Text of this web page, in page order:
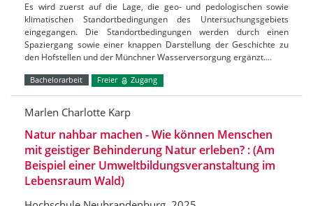
Es wird zuerst auf die Lage, die geo- und pedologischen sowie
klimatischen Standortbedingungen des Untersuchungsgebiets
eingegangen. Die Standortbedingungen werden durch einen
Spaziergang sowie einer knappen Darstellung der Geschichte zu
den Hofstellen und der Münchner Wasserversorgung ergänzt.…
Bachelorarbeit Freier Zugang
Marlen Charlotte Karp
Natur nahbar machen - Wie können Menschen
mit geistiger Behinderung Natur erleben? : (Am
Beispiel einer Umweltbildungsveranstaltung im
Lebensraum Wald)